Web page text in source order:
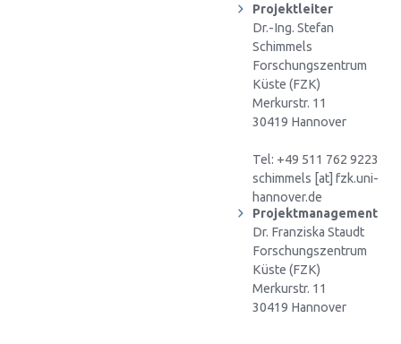
Projektleiter
Dr.-Ing. Stefan
Schimmels
Forschungszentrum
Küste (FZK)
Merkurstr. 11
30419 Hannover
Tel: +49 511 762 9223
schimmels [at] fzk.uni-
hannover.de
Projektmanagement
Dr. Franziska Staudt
Forschungszentrum
Küste (FZK)
Merkurstr. 11
30419 Hannover